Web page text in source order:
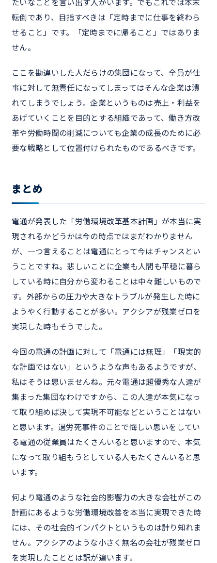
たいなことを言い出す人がいます。でもこれでは本末
転倒であり、目指すべきは「定時までに仕事を終わら
せること」です。「定時までに帰ること」ではありま
せん。
ここを勘違いした人だらけの集団になって、全員が仕
事に対して無責任になってしまってはそんな企業は潰
れてしまうでしょう。企業というものは売上・利益を
あげていくことを目的とする組織であって、働き方改
革や労働時間の削減についても企業の成長のために必
要な戦略として位置付けられたものであるべきです。
まとめ
電通が発表した「労働環境改革基本計画」が本当に実
現されるかどうかは今の時点ではまだわかりません
が、一つ言えることは電通にとって今はチャンスとい
うことですね。悲しいことに企業も人間も平穏に暮ら
している時に自分から変わることは中々難しいもので
す。外部からの圧力や大きなトラブルが発生した時に
ようやく行動することが多い。アクシアが残業ゼロを
実現した時もそうでした。
今回の電通の計画に対して「電通には無理」「現実的
な計画ではない」というような声もあるようですが、
私はそうは思いませんね。元々電通は超優秀な人達が
集まった集団なわけですから、この人達が本気になっ
て取り組めば決して実現不可能などということはない
と思います。過労死事件のことで悔しい思いをしてい
る電通の従業員はたくさんいると思いますので、本気
になって取り組もうとしている人もたくさんいると思
います。
何より電通のような社会的影響力の大きな会社がこの
計画にあるような労働環境改善を本当に実現できた時
には、その社会的インパクトというものは計り知れま
せん。アクシアのような小さく無名の会社が残業ゼロ
を実現したこととは訳が違います。